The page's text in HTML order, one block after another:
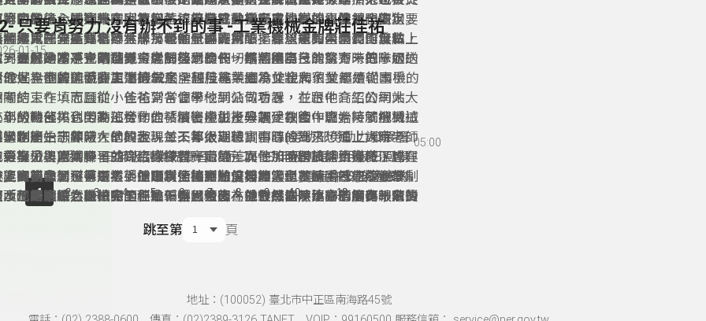
本的樣子，透過繪圖、裁切、銲接變成非常厲害的模型，像是一隻狗、
台火車、一座鐵橋等等，那時他覺得非常酷，並想著如果學長可以做
，那他是不是也可以。
第四名、全國賽只拿到第五名，但是終於有完成比賽的喜悅，也決定要
繼續比一年。
分百的信心去比賽，因為抱著這是自己最後一次比賽的心情並全力以
，不只在分區賽拿下金牌，也在全國賽摘下夢寐以求的全國冷作金牌，
到金牌的當下，皓翔覺得之前努力的一切都值得了。
到金牌後，皓翔先在家裡幫忙，安裝電動採光罩與銲接組裝鋁門窗，之
將進入國立臺北科技大學技優領航專班就讀，希望能和南港高工曾站上
界舞台為國爭光的林謙育老師與學長們一樣，能為台灣拿下未曾拿過的
作世界金牌，而在更遠的未來，想用專業繼承並壯大家業。
翔非常感謝指導老師林謙育老師一路的用心指導，還有學長們的無私傳
，更感動冷凍空調世界金牌田佳承學長，還將國際技能競賽時的隊服送
他，為他的國手夢加油打氣。
到最好，才不會有遺憾。從銲接到冷作，皓翔用自己的努力，把一切做
最好，不留遺憾的拿下第52屆全國技能競賽冷作金牌，並繼續朝國手的
想邁進，持續追求卓越。
只要肯努力 沒有辦不到的事 -工業機械金牌莊佳祐
01-15
52屆全國技能競賽工業機械金牌莊佳祐，因為父親和伯父都是從事機械
關的工作，而且從小爸爸常常會帶他到公司看看，並跟他介紹公司大大
小的機台，也因為這樣，佳祐慢慢產生了興趣，在國中會考時就把機械
當作第一志願。
考結束在填志願前，佳祐到各個學校網站做功課，在台中高工的網站上
到勞動部與台中高工合作的「精密機械產學訓建教合作班」，了解到這
學制是：一年級在學校上課，二年級到職訓中心(勞動部勞動力發展署
彰投分署)受訓，三年級到業界實習，而二、三年級則是利用假日回學
上課補強學科，畢業後還可以銜接到勤益科技大學就讀，看完這個學制
，他的眼睛為之一亮，經過一番思索後，就毅然決然填寫了網路報名
人們也尊重了他的選擇。
年級時佳祐到勞動部勞動力發展署中彰投分署受訓後，開始接觸機械加
，也產生了非常大的興趣，每天都很期待實習課的到來，而上課時老師
分享了技能競賽，並介紹許多競賽職種，而他那時對於綜合機械深感興
，因此參加選手選拔，並順利通過測驗，如願當上了選手。
過剛開始訓練時，他的表現並不算太理想，那時候為了想追上大家，只
更努力，常常早早就到工廠練習，而第一次參加全國技能競賽時，也在
區賽中拿到了第二名，但因為全國賽難度增加，還要練習PLC的程式編
及配線，雖然佳祐完全不敢鬆懈，但因為機台打亂了比賽的節奏，他後
牌一直感到很遺憾，經過思考決定再比一次，不過，綜合機械這個職類
業機械與原本練習的綜合機械有一定的差異性，而跨職類不僅多了許多
能需要學習，像是：手提電鑽、氣壓、焊接等等……還有許多要適應的
西，原本綜合機械的工件是偏小且精密，並對每個零件的精度有一定的
件，或者利用手提電鑽進行加工，因此就會出現一些不需要精準度或是
要肯努力，沒有辦不到的事，佳祐用加倍努力順利在全國技能競賽首次
「工業機械」職類中順利拿下全國金牌，他很感謝陳建亦老師、林育賢
為沒有老師們的教導，就不會有今天的他，而佳祐也非常感謝林宗漢學
本想朝國手之路出發的佳祐，雖然後來在操作機器時不小心用傷眼睛，
界舞台發光，佳祐也希望能在下一屆的國手選拔前能順利治療好眼睛，
05:00
1 2 3 4 5 6 7 8 9 10 ... 12
跳至第 頁
地址：(100052) 臺北市中正區南海路45號